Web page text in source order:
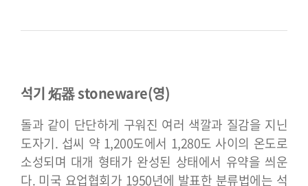
석기 炻器 stoneware(영)
돌과 같이 단단하게 구워진 여러 색깔과 질감을 지닌
도자기. 섭씨 약 1,200도에서 1,280도 사이의 온도로
소성되며 대개 형태가 완성된 상태에서 유약을 씌운
다. 미국 요업협회가 1950년에 발표한 분류법에는 석